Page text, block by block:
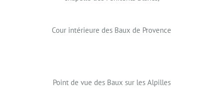
Cour intérieure des Baux de Provence
Point de vue des Baux sur les Alpilles